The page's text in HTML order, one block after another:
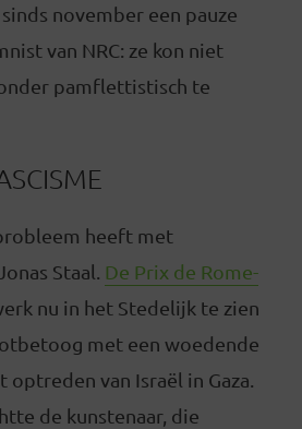
november een pauze
van NRC: ze kon niet
pamflettistisch te
heeft met
Staal. De Prix de Rome-
nu in het Stedelijk te zien
met een woedende
van Israël in Gaza.
de kunstenaar, die